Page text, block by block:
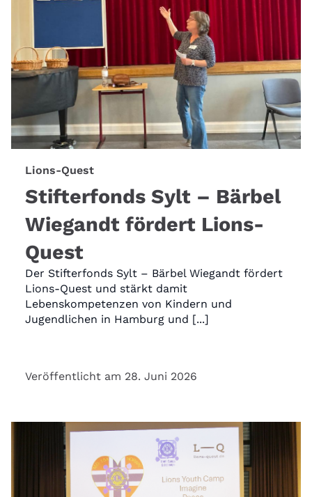
Lions-Quest
Stifterfonds Sylt – Bärbel
Wiegandt fördert Lions-
Quest
Der Stifterfonds Sylt – Bärbel Wiegandt fördert
Lions-Quest und stärkt damit
Lebenskompetenzen von Kindern und
Jugendlichen in Hamburg und [...]
Veröffentlicht am 28. Juni 2026